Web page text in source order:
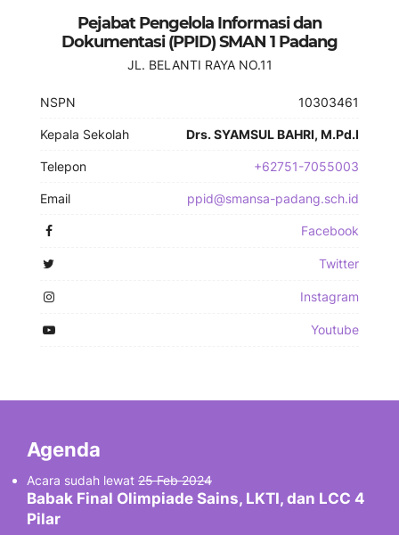
Pejabat Pengelola Informasi dan
Dokumentasi (PPID) SMAN 1 Padang
JL. BELANTI RAYA NO.11
NSPN 10303461
Kepala Sekolah Drs. SYAMSUL BAHRI, M.Pd.I
Telepon +62751-7055003
Email ppid@smansa-padang.sch.id
Facebook
Twitter
Instagram
Youtube
Agenda
Acara sudah lewat 25 Feb 2024
Babak Final Olimpiade Sains, LKTI, dan LCC 4
Pilar